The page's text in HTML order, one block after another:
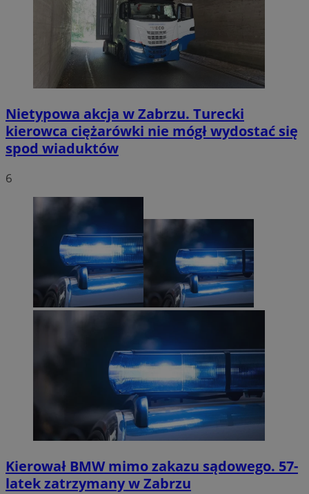
Nietypowa akcja w Zabrzu. Turecki
kierowca ciężarówki nie mógł wydostać się
spod wiaduktów
6
Kierował BMW mimo zakazu sądowego. 57-
latek zatrzymany w Zabrzu